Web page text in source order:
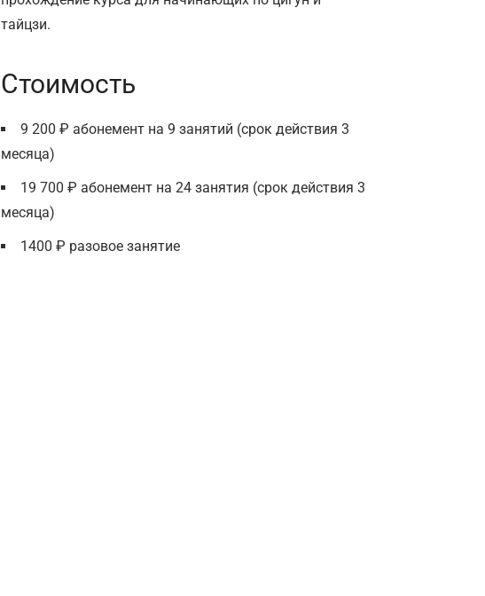
тайцзи.
Стоимость
9 200 ₽ абонемент на 9 занятий (срок действия 3
месяца)
19 700 ₽ абонемент на 24 занятия (срок действия 3
месяца)
1400 ₽ разовое занятие